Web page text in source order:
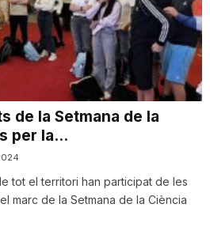
de la Setmana de la
per la...
tot el territori han participat de les
marc de la Setmana de la Ciència